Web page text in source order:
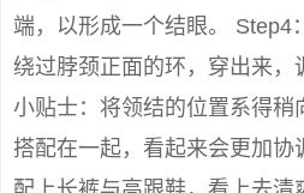
端，以形成一个结眼。 Step4
绕过脖颈正面的环，穿出来，
小贴士：将领结的位置系得稍
搭配在一起，看起来会更加协